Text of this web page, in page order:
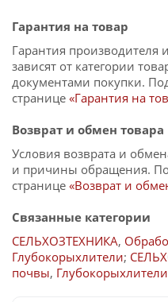
Гарантия на товар
Гарантия производителя
зависят от категории
документами покупки.
странице «Гарантия на
Возврат и обмен товара
Условия возврата и
и причины обращения.
странице «Возврат и
Связанные категории
СЕЛЬХОЗТЕХНИКА,
Глубокорыхлители;
почвы, Глубокорыхлители